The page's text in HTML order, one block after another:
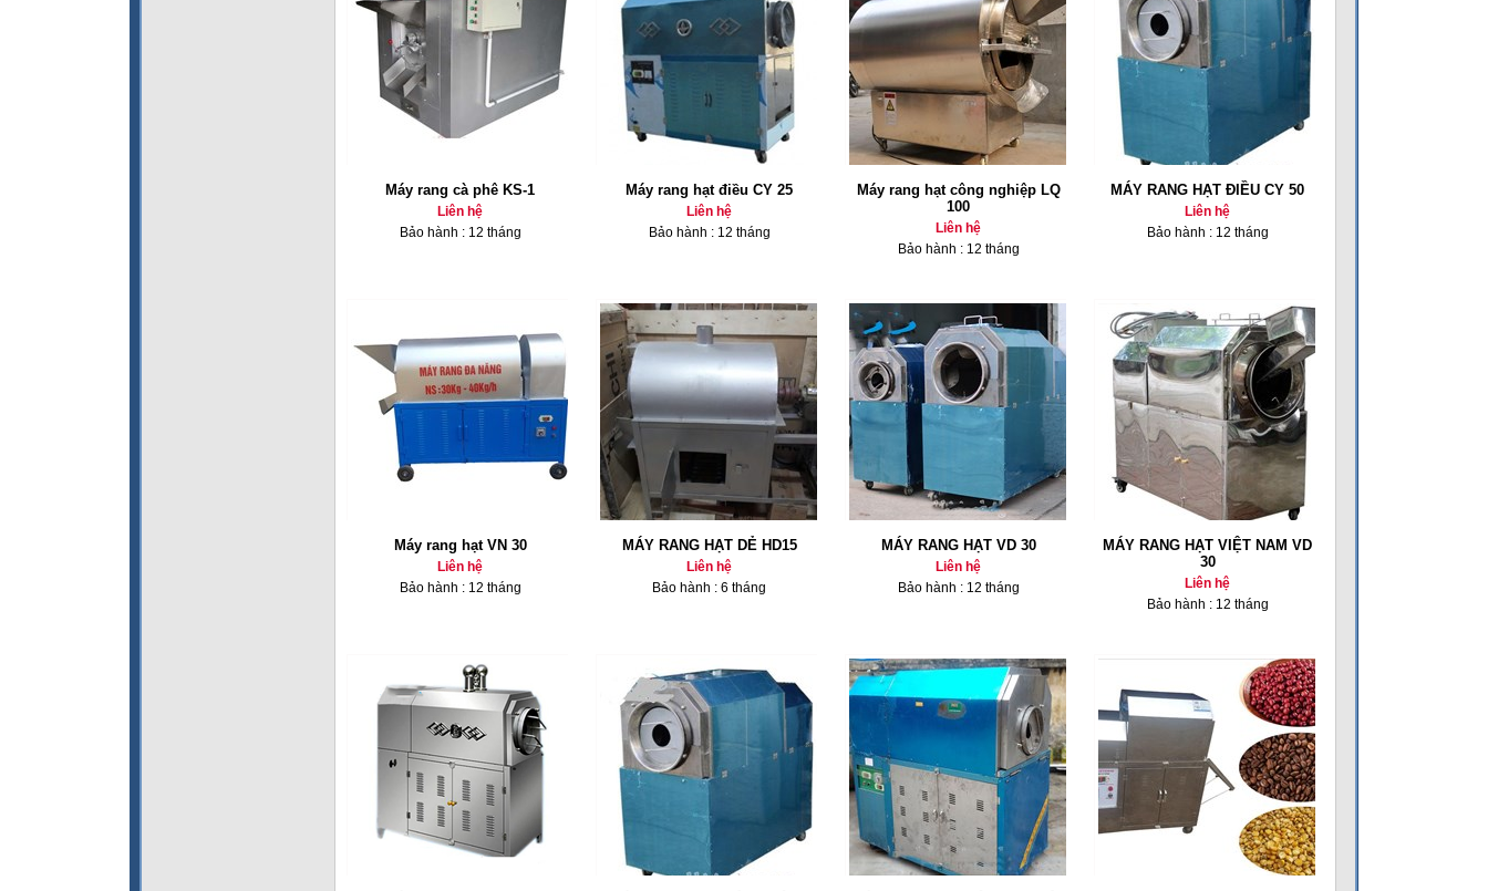
Máy rang cà phê KS-1
Liên hệ
Bảo hành : 12 tháng
Máy rang hạt điều CY 25
Liên hệ
Bảo hành : 12 tháng
Máy rang hạt công nghiệp LQ
100
Liên hệ
Bảo hành : 12 tháng
MÁY RANG HẠT ĐIỀU CY 50
Liên hệ
Bảo hành : 12 tháng
Máy rang hạt VN 30
Liên hệ
Bảo hành : 12 tháng
MÁY RANG HẠT DẺ HD15
Liên hệ
Bảo hành : 6 tháng
MÁY RANG HẠT VD 30
Liên hệ
Bảo hành : 12 tháng
MÁY RANG HẠT VIỆT NAM VD
30
Liên hệ
Bảo hành : 12 tháng